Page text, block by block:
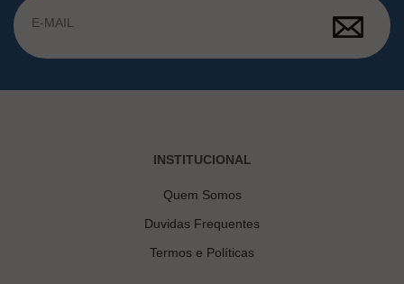
INSTITUCIONAL
Quem Somos
Duvidas Frequentes
Termos e Políticas